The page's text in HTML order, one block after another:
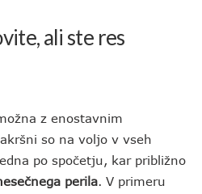
ali ste res
z enostavnim
so na voljo v vseh
po spočetju, kar približno
perila. V primeru